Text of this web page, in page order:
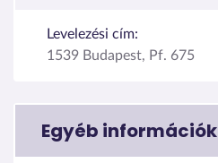
Levelezési cím:
1539 Budapest, Pf. 675
Egyéb információk